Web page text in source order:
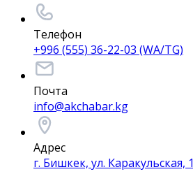
Телефон
+996 (555) 36-22-03 (WA/TG)
Почта
info@akchabar.kg
Адрес
г. Бишкек, ул. Каракульская, 1